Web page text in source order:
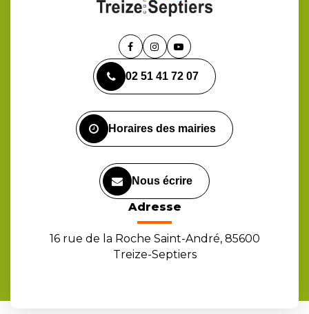
Lien
le
compte
Lien
le
compte
Lien
la
chaîne
02 51 41 72 07
Horaires des mairies
Nous écrire
Adresse
16 rue de la Roche Saint-André, 85600
Treize-Septiers